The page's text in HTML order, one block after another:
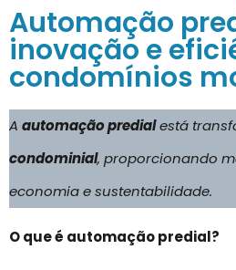
Automação
inovação e
condomínios
A automação predialestá
condominial, proporcionando
economia e sustentabilidade.
O que é automação predial?